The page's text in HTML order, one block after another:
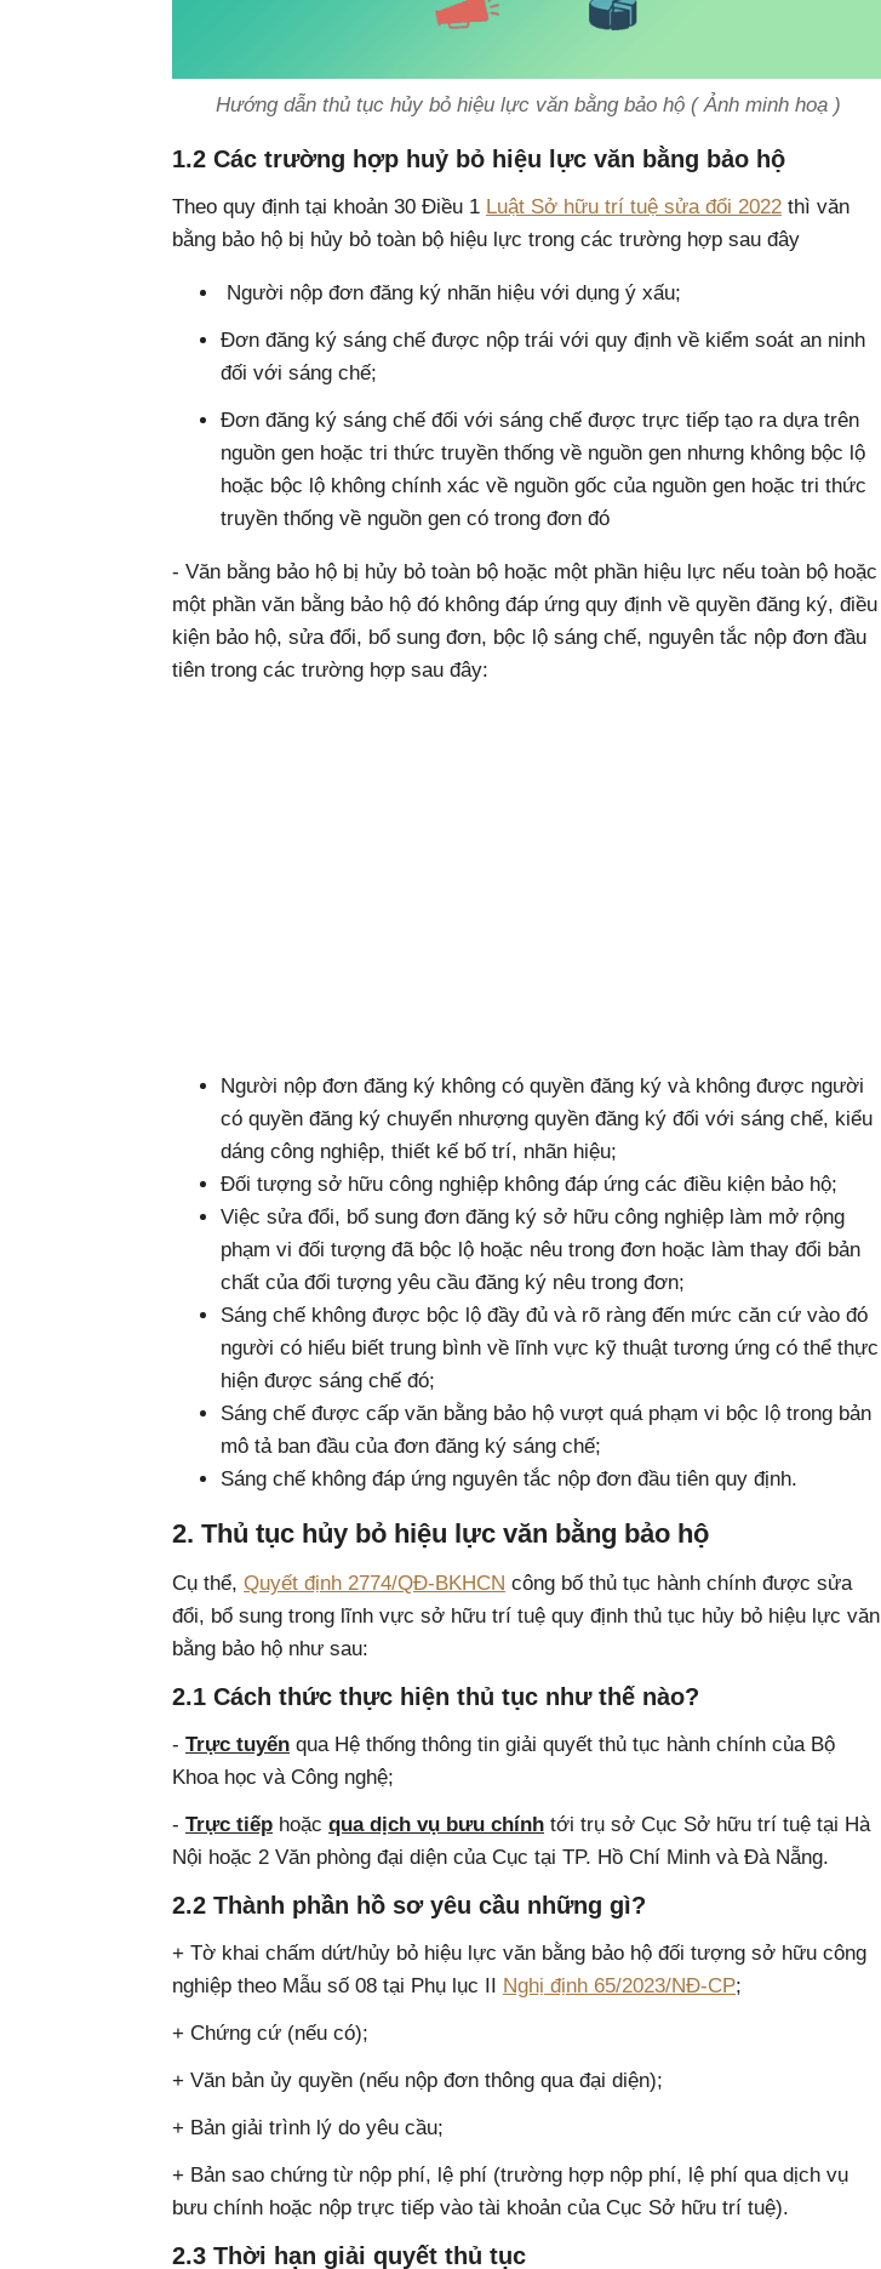
Hướng dẫn thủ tục hủy bỏ hiệu lực văn bằng bảo hộ ( Ảnh minh hoạ )
1.2 Các trường hợp huỷ bỏ hiệu lực văn bằng bảo hộ
Theo quy định tại khoản 30 Điều 1 Luật Sở hữu trí tuệ sửa đổi 2022 thì văn
bằng bảo hộ bị hủy bỏ toàn bộ hiệu lực trong các trường hợp sau đây
Người nộp đơn đăng ký nhãn hiệu với dụng ý xấu;
Đơn đăng ký sáng chế được nộp trái với quy định về kiểm soát an ninh
đối với sáng chế;
Đơn đăng ký sáng chế đối với sáng chế được trực tiếp tạo ra dựa trên
nguồn gen hoặc tri thức truyền thống về nguồn gen nhưng không bộc lộ
hoặc bộc lộ không chính xác về nguồn gốc của nguồn gen hoặc tri thức
truyền thống về nguồn gen có trong đơn đó
- Văn bằng bảo hộ bị hủy bỏ toàn bộ hoặc một phần hiệu lực nếu toàn bộ hoặc
một phần văn bằng bảo hộ đó không đáp ứng quy định về quyền đăng ký, điều
kiện bảo hộ, sửa đổi, bổ sung đơn, bộc lộ sáng chế, nguyên tắc nộp đơn đầu
tiên trong các trường hợp sau đây:
Người nộp đơn đăng ký không có quyền đăng ký và không được người
có quyền đăng ký chuyển nhượng quyền đăng ký đối với sáng chế, kiểu
dáng công nghiệp, thiết kế bố trí, nhãn hiệu;
Đối tượng sở hữu công nghiệp không đáp ứng các điều kiện bảo hộ;
Việc sửa đổi, bổ sung đơn đăng ký sở hữu công nghiệp làm mở rộng
phạm vi đối tượng đã bộc lộ hoặc nêu trong đơn hoặc làm thay đổi bản
chất của đối tượng yêu cầu đăng ký nêu trong đơn;
Sáng chế không được bộc lộ đầy đủ và rõ ràng đến mức căn cứ vào đó
người có hiểu biết trung bình về lĩnh vực kỹ thuật tương ứng có thể thực
hiện được sáng chế đó;
Sáng chế được cấp văn bằng bảo hộ vượt quá phạm vi bộc lộ trong bản
mô tả ban đầu của đơn đăng ký sáng chế;
Sáng chế không đáp ứng nguyên tắc nộp đơn đầu tiên quy định.
2. Thủ tục hủy bỏ hiệu lực văn bằng bảo hộ
Cụ thể, Quyết định 2774/QĐ-BKHCN công bố thủ tục hành chính được sửa
đổi, bổ sung trong lĩnh vực sở hữu trí tuệ quy định thủ tục hủy bỏ hiệu lực văn
bằng bảo hộ như sau:
2.1 Cách thức thực hiện thủ tục như thế nào?
- Trực tuyến qua Hệ thống thông tin giải quyết thủ tục hành chính của Bộ
Khoa học và Công nghệ;
- Trực tiếp hoặc qua dịch vụ bưu chính tới trụ sở Cục Sở hữu trí tuệ tại Hà
Nội hoặc 2 Văn phòng đại diện của Cục tại TP. Hồ Chí Minh và Đà Nẵng.
2.2 Thành phần hồ sơ yêu cầu những gì?
+ Tờ khai chấm dứt/hủy bỏ hiệu lực văn bằng bảo hộ đối tượng sở hữu công
nghiệp theo Mẫu số 08 tại Phụ lục II Nghị định 65/2023/NĐ-CP;
+ Chứng cứ (nếu có);
+ Văn bản ủy quyền (nếu nộp đơn thông qua đại diện);
+ Bản giải trình lý do yêu cầu;
+ Bản sao chứng từ nộp phí, lệ phí (trường hợp nộp phí, lệ phí qua dịch vụ
bưu chính hoặc nộp trực tiếp vào tài khoản của Cục Sở hữu trí tuệ).
2.3 Thời hạn giải quyết thủ tục